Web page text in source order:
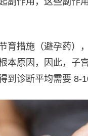
育措施（避孕药）
本原因，因此，子
到诊断平均需要 8-